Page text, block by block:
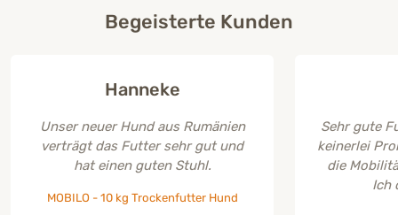
Begeisterte Kunden
Hanneke
Unser neuer Hund aus Rumänien
verträgt das Futter sehr gut und
hat einen guten Stuhl.
MOBILO - 10 kg Trockenfutter Hund
Sehr gute
keinerlei
die
Ich